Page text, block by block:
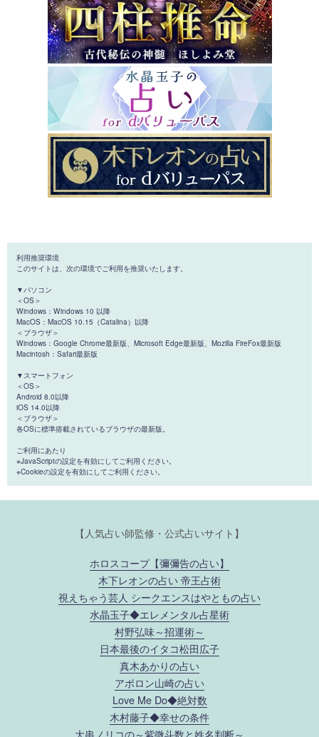
利用推奨環境
このサイトは、次の環境でご利用を推奨いたします。
▼パソコン
＜OS＞
Windows：Windows 10 以降
MacOS：MacOS 10.15（Catalina）以降
＜ブラウザ＞
Windows：Google Chrome最新版、Microsoft Edge最新版、Mozilla FireFox最新版
Macintosh：Safari最新版
▼スマートフォン
＜OS＞
Android 8.0以降
iOS 14.0以降
＜ブラウザ＞
各OSに標準搭載されているブラウザの最新版。
ご利用にあたり
※JavaScriptの設定を有効にしてご利用ください。
※Cookieの設定を有効にしてご利用ください。
【人気占い師監修・公式占いサイト】
ホロスコープ【彌彌告の占い】
木下レオンの占い 帝王占術
視えちゃう芸人 シークエンスはやともの占い
水晶玉子◆エレメンタル占星術
村野弘味～招運術～
日本最後のイタコ松田広子
真木あかりの占い
アポロン山崎の占い
Love Me Do◆絶対数
木村藤子◆幸せの条件
大串ノリコの～紫微斗数と姓名判断～